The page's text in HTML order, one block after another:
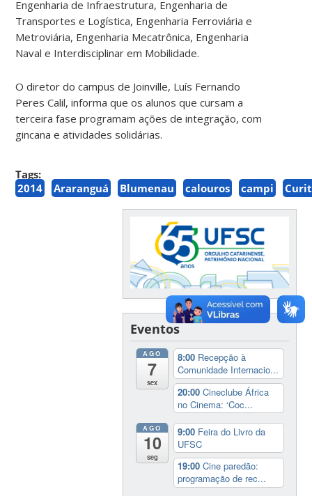
Engenharia de Infraestrutura, Engenharia de
Transportes e Logística, Engenharia Ferroviária e
Metroviária, Engenharia Mecatrônica, Engenharia
Naval e Interdisciplinar em Mobilidade.
O diretor do campus de Joinville, Luís Fernando
Peres Calil, informa que os alunos que cursam a
terceira fase programam ações de integração, com
gincana e atividades solidárias.
Tags:
2014
Araranguá Blumenau calouros campi
Eventos
AGO
7
sex
8:00 Recepção à
Comunidade Internacio...
20:00Cineclube África
no Cinema: ‘Coc...
AGO
10
seg
9:00 Feira do Livro da
UFSC
19:00Cine paredão:
programação de rec...